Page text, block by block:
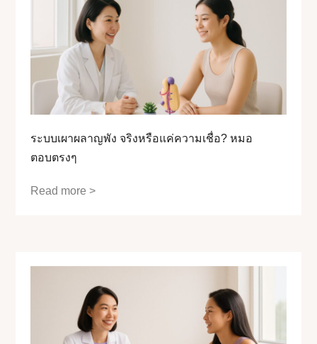
ระบบเผาผลาญพัง จริงหรือแค่ความเชื่อ? หมอ
ตอบตรงๆ
Read more >